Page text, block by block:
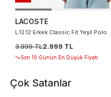
LACOSTE
L.12.12 Erkek Classic Fit Yeşil Polo
3.999 TL2.999 TL
Son 10 Günün En Düşük Fiyatı
Çok Satanlar